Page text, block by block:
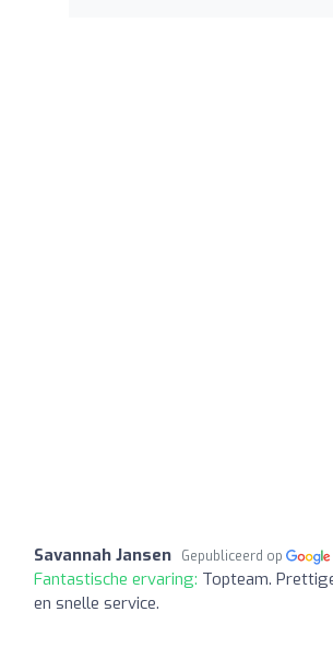
Savannah Jansen Gepubliceerd op
Fantastische ervaring: Topteam.
en snelle service.